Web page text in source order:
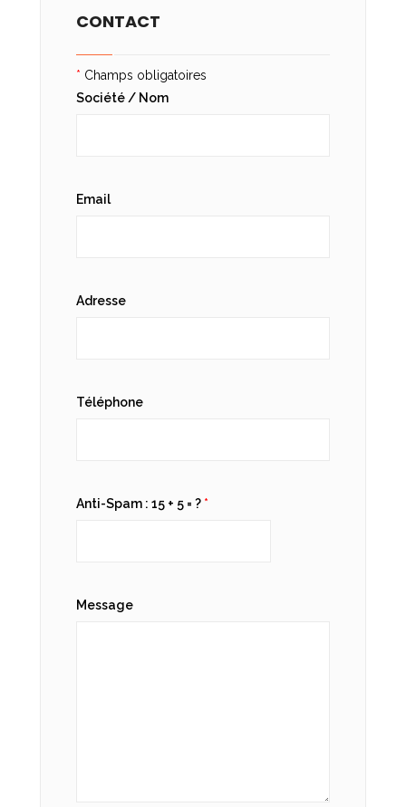
CONTACT
* Champs obligatoires
Société / Nom
Email
Adresse
Téléphone
Anti-Spam : 15 + 5 = ? *
Message